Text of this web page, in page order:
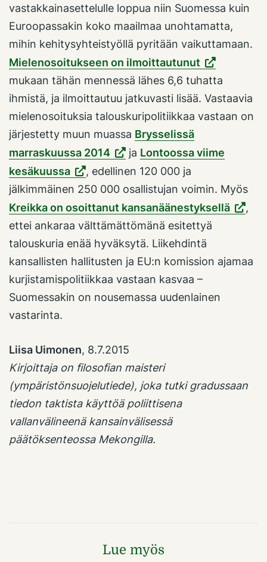
vastakkainasettelulle loppua niin Suomessa kuin
Euroopassakin koko maailmaa unohtamatta,
mihin kehitysyhteistyöllä pyritään vaikuttamaan.
Mielenosoitukseen on ilmoittautunut
mukaan tähän mennessä lähes 6,6 tuhatta
ihmistä, ja ilmoittautuu jatkuvasti lisää. Vastaavia
mielenosoituksia talouskuripolitiikkaa vastaan on
järjestetty muun muassa Brysselissä
marraskuussa 2014
ja Lontoossa viime
kesäkuussa
, edellinen 120 000 ja
jälkimmäinen 250 000 osallistujan voimin. Myös
Kreikka on osoittanut kansanäänestyksellä
,
ettei ankaraa välttämättömänä esitettyä
talouskuria enää hyväksytä. Liikehdintä
kansallisten hallitusten ja EU:n komission ajamaa
kurjistamispolitiikkaa vastaan kasvaa –
Suomessakin on nousemassa uudenlainen
vastarinta.
Liisa Uimonen, 8.7.2015
Kirjoittaja on filosofian maisteri
(ympäristönsuojelutiede), joka tutki gradussaan
tiedon taktista käyttöä poliittisena
vallanvälineenä kansainvälisessä
päätöksenteossa Mekongilla.
Lue myös